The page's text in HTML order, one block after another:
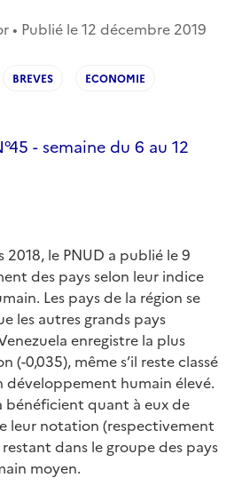
• Publié le12 décembre 2019
BREVES ECONOMIE
- semaine du 6 au 12
2018, le PNUD a publié le 9
des pays selon leur indice
Les pays de la région se
les autres grands pays
enregistre la plus
(-0,035), même s’il reste classé
développement humain élevé.
bénéficient quant à eux de
leur notation (respectivement
dans le groupe des pays
moyen.